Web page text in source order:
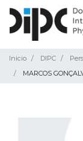
Inicio DIPC
MARCOS